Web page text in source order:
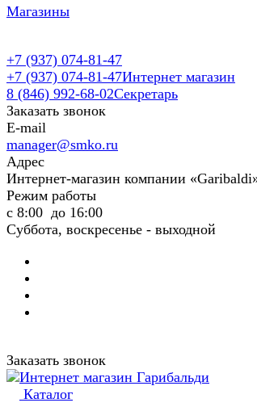
Магазины
+7 (937) 074-81-47
+7 (937) 074-81-47Интернет магазин
8 (846) 992-68-02Секретарь
Заказать звонок
E-mail
manager@smko.ru
Адрес
Интернет-магазин компании
Режим работы
с 8:00 до 16:00
Суббота, воскресенье - выходной
Заказать звонок
Каталог